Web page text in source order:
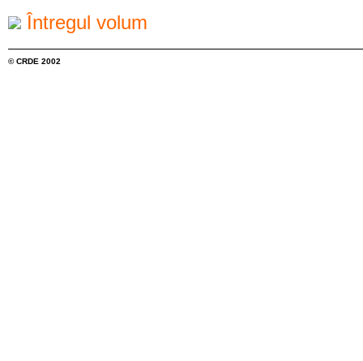
Întregul volum
© CRDE 2002